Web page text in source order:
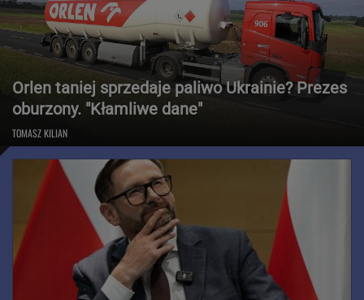
Orlen taniej sprzedaje paliwo Ukrainie? Prezes
oburzony. "Kłamliwe dane"
TOMASZ KILIAN